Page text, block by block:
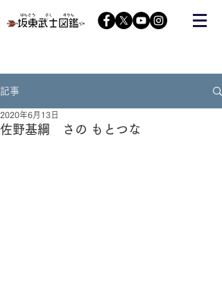
記事
佐野基綱 さの もとつな
2020年6月13日